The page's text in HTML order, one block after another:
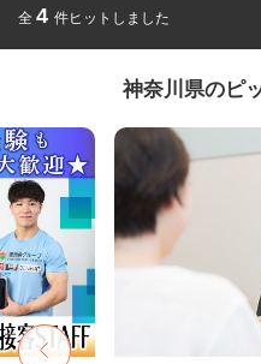
全 4 件ヒットしました
神奈川県のピ